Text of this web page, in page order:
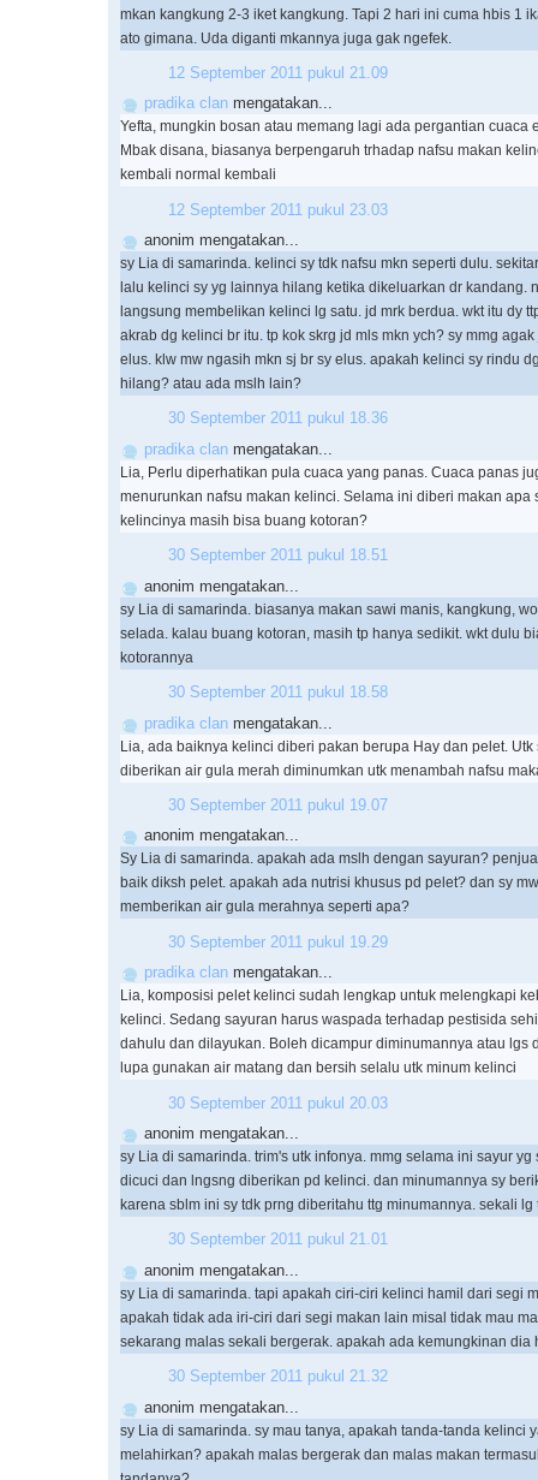
mkan kangkung 2-3 iket kangkung. Tapi 2 hari ini cuma hbis 1
ato gimana. Uda diganti mkannya juga gak ngefek.
12 September 2011 pukul 21.09
pradika clan mengatakan...
Yefta, mungkin bosan atau memang lagi ada pergantian cuaca
Mbak disana, biasanya berpengaruh trhadap nafsu makan
kembali normal kembali
12 September 2011 pukul 23.03
anonim mengatakan...
sy Lia di samarinda. kelinci sy tdk nafsu mkn seperti dulu.
lalu kelinci sy yg lainnya hilang ketika dikeluarkan dr kandang.
langsung membelikan kelinci lg satu. jd mrk berdua. wkt itu dy
akrab dg kelinci br itu. tp kok skrg jd mls mkn ych? sy mmg
elus. klw mw ngasih mkn sj br sy elus. apakah kelinci sy rindu
hilang? atau ada mslh lain?
30 September 2011 pukul 18.36
pradika clan mengatakan...
Lia, Perlu diperhatikan pula cuaca yang panas. Cuaca panas
menurunkan nafsu makan kelinci. Selama ini diberi makan apa
kelincinya masih bisa buang kotoran?
30 September 2011 pukul 18.51
anonim mengatakan...
sy Lia di samarinda. biasanya makan sawi manis, kangkung,
selada. kalau buang kotoran, masih tp hanya sedikit. wkt dulu
kotorannya
30 September 2011 pukul 18.58
pradika clan mengatakan...
Lia, ada baiknya kelinci diberi pakan berupa Hay dan pelet. Utk
diberikan air gula merah diminumkan utk menambah nafsu
30 September 2011 pukul 19.07
anonim mengatakan...
Sy Lia di samarinda. apakah ada mslh dengan sayuran?
baik diksh pelet. apakah ada nutrisi khusus pd pelet? dan sy
memberikan air gula merahnya seperti apa?
30 September 2011 pukul 19.29
pradika clan mengatakan...
Lia, komposisi pelet kelinci sudah lengkap untuk melengkapi
kelinci. Sedang sayuran harus waspada terhadap pestisida
dahulu dan dilayukan. Boleh dicampur diminumannya atau lgs
lupa gunakan air matang dan bersih selalu utk minum kelinci
30 September 2011 pukul 20.03
anonim mengatakan...
sy Lia di samarinda. trim's utk infonya. mmg selama ini sayur yg
dicuci dan lngsng diberikan pd kelinci. dan minumannya sy
karena sblm ini sy tdk prng diberitahu ttg minumannya. sekali lg
30 September 2011 pukul 21.01
anonim mengatakan...
sy Lia di samarinda. tapi apakah ciri-ciri kelinci hamil dari segi
apakah tidak ada iri-ciri dari segi makan lain misal tidak mau
sekarang malas sekali bergerak. apakah ada kemungkinan dia
30 September 2011 pukul 21.32
anonim mengatakan...
sy Lia di samarinda. sy mau tanya, apakah tanda-tanda kelinci
melahirkan? apakah malas bergerak dan malas makan